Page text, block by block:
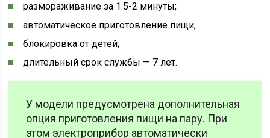
размораживание за 1.5-2 минуты;
автоматическое приготовление пищи;
блокировка от детей;
длительный срок службы — 7 лет.
У модели предусмотрена дополнительная
опция приготовления пищи на пару. При
этом электроприбор автоматически